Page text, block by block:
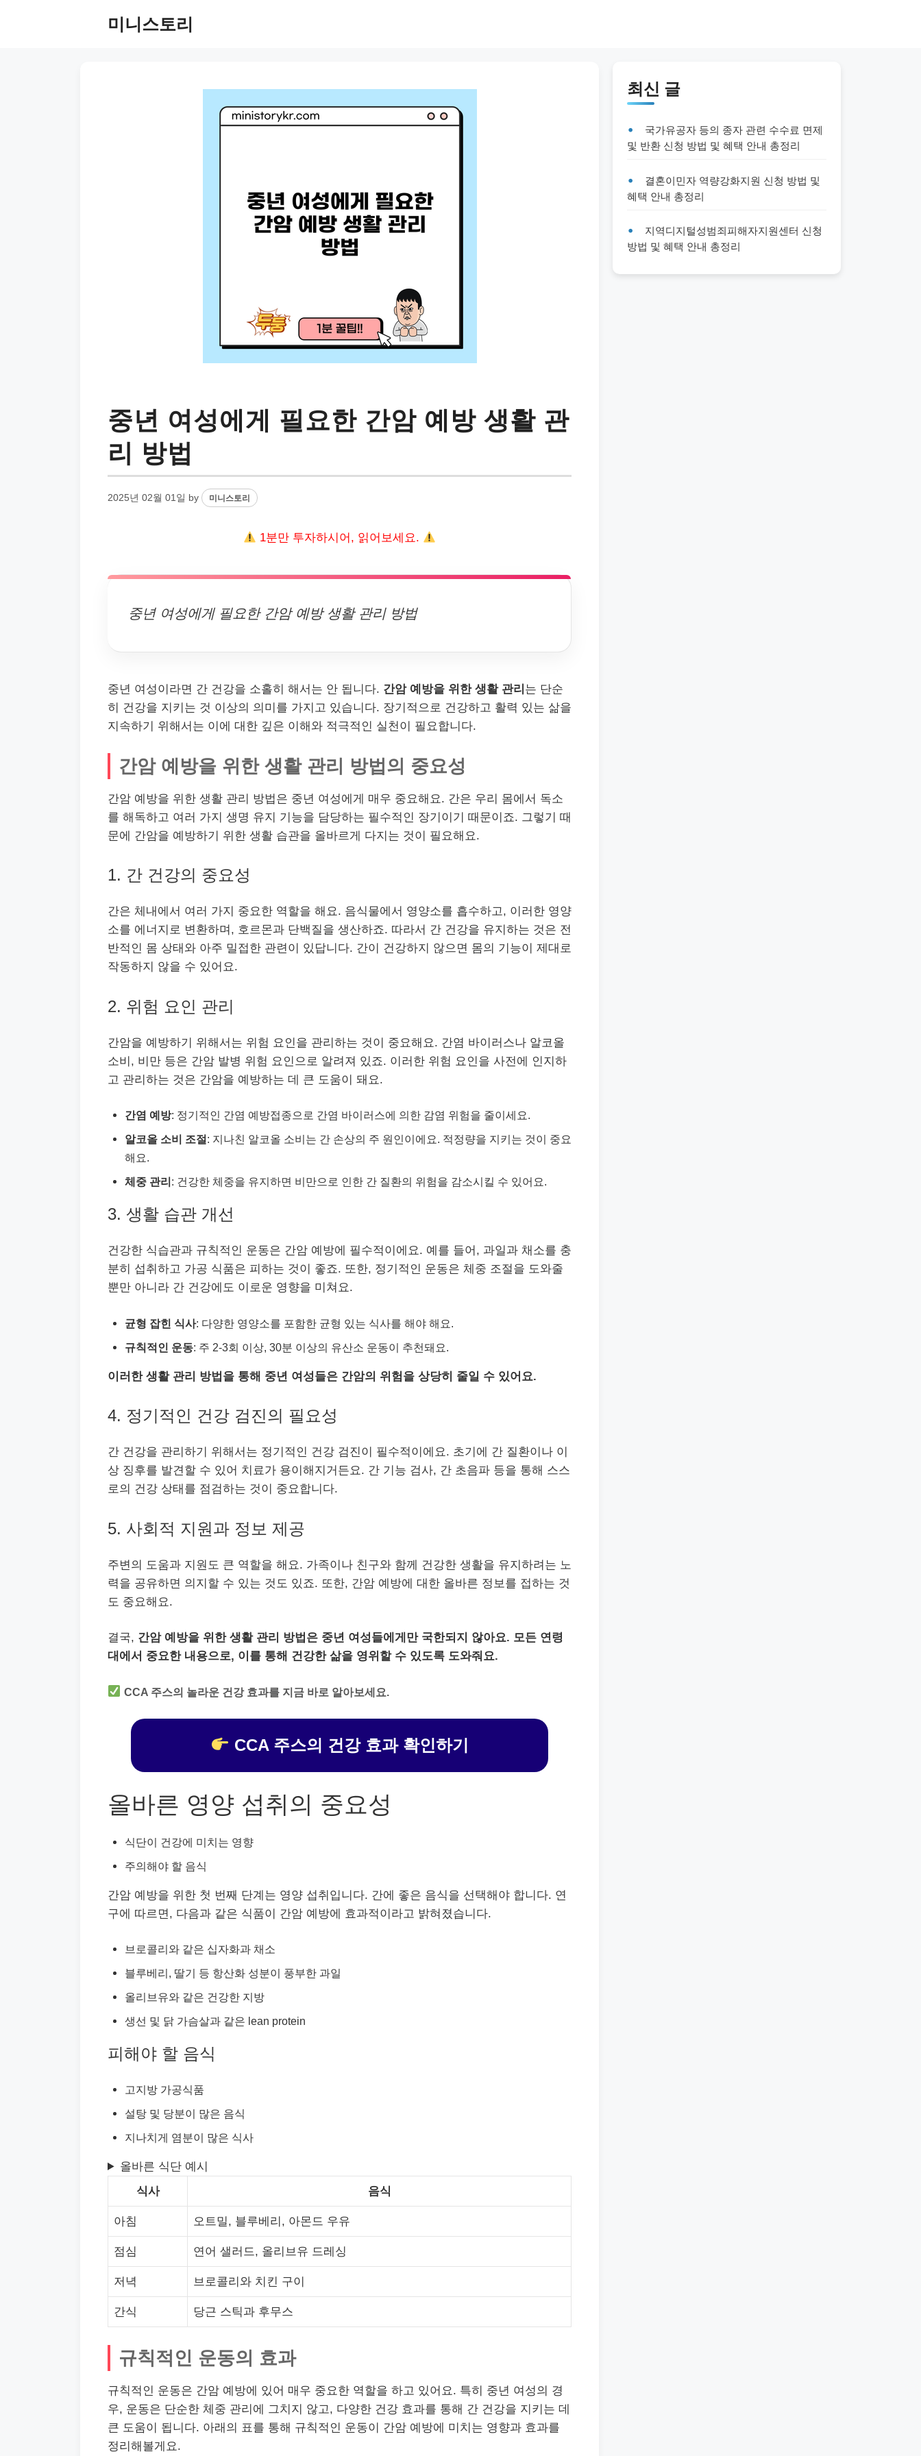
미니스토리
중년 여성에게 필요한 간암 예방 생활 관
리 방법
2025년 02월 01일 by 미니스토리
1분만 투자하시어, 읽어보세요.
중년 여성에게 필요한 간암 예방 생활 관리 방법
중년 여성이라면 간 건강을 소홀히 해서는 안 됩니다. 간암 예방을 위한 생활 관리 는 단순
히 건강을 지키는 것 이상의 의미를 가지고 있습니다. 장기적으로 건강하고 활력 있는 삶을
지속하기 위해서는 이에 대한 깊은 이해와 적극적인 실천이 필요합니다.
간암 예방을 위한 생활 관리 방법의 중요성
간암 예방을 위한 생활 관리 방법은 중년 여성에게 매우 중요해요. 간은 우리 몸에서 독소
를 해독하고 여러 가지 생명 유지 기능을 담당하는 필수적인 장기이기 때문이죠. 그렇기 때
문에 간암을 예방하기 위한 생활 습관을 올바르게 다지는 것이 필요해요.
1. 간 건강의 중요성
간은 체내에서 여러 가지 중요한 역할을 해요. 음식물에서 영양소를 흡수하고, 이러한 영양
소를 에너지로 변환하며, 호르몬과 단백질을 생산하죠. 따라서 간 건강을 유지하는 것은 전
반적인 몸 상태와 아주 밀접한 관련이 있답니다. 간이 건강하지 않으면 몸의 기능이 제대로
작동하지 않을 수 있어요.
2. 위험 요인 관리
간암을 예방하기 위해서는 위험 요인을 관리하는 것이 중요해요. 간염 바이러스나 알코올
소비, 비만 등은 간암 발병 위험 요인으로 알려져 있죠. 이러한 위험 요인을 사전에 인지하
고 관리하는 것은 간암을 예방하는 데 큰 도움이 돼요.
간염 예방: 정기적인 간염 예방접종으로 간염 바이러스에 의한 감염 위험을 줄이세요.
알코올 소비 조절: 지나친 알코올 소비는 간 손상의 주 원인이에요. 적정량을 지키는 것이 중요
해요.
체중 관리: 건강한 체중을 유지하면 비만으로 인한 간 질환의 위험을 감소시킬 수 있어요.
3. 생활 습관 개선
건강한 식습관과 규칙적인 운동은 간암 예방에 필수적이에요. 예를 들어, 과일과 채소를 충
분히 섭취하고 가공 식품은 피하는 것이 좋죠. 또한, 정기적인 운동은 체중 조절을 도와줄
뿐만 아니라 간 건강에도 이로운 영향을 미쳐요.
균형 잡힌 식사: 다양한 영양소를 포함한 균형 있는 식사를 해야 해요.
규칙적인 운동: 주 2-3회 이상, 30분 이상의 유산소 운동이 추천돼요.
이러한 생활 관리 방법을 통해 중년 여성들은 간암의 위험을 상당히 줄일 수 있어요.
4. 정기적인 건강 검진의 필요성
간 건강을 관리하기 위해서는 정기적인 건강 검진이 필수적이에요. 초기에 간 질환이나 이
상 징후를 발견할 수 있어 치료가 용이해지거든요. 간 기능 검사, 간 초음파 등을 통해 스스
로의 건강 상태를 점검하는 것이 중요합니다.
5. 사회적 지원과 정보 제공
주변의 도움과 지원도 큰 역할을 해요. 가족이나 친구와 함께 건강한 생활을 유지하려는 노
력을 공유하면 의지할 수 있는 것도 있죠. 또한, 간암 예방에 대한 올바른 정보를 접하는 것
도 중요해요.
결국, 간암 예방을 위한 생활 관리 방법은 중년 여성들에게만 국한되지 않아요. 모든 연령
대에서 중요한 내용으로, 이를 통해 건강한 삶을 영위할 수 있도록 도와줘요.
CCA 주스의 놀라운 건강 효과를 지금 바로 알아보세요.
CCA 주스의 건강 효과 확인하기
올바른 영양 섭취의 중요성
식단이 건강에 미치는 영향
주의해야 할 음식
간암 예방을 위한 첫 번째 단계는 영양 섭취입니다. 간에 좋은 음식을 선택해야 합니다. 연
구에 따르면, 다음과 같은 식품이 간암 예방에 효과적이라고 밝혀졌습니다.
브로콜리와 같은 십자화과 채소
블루베리, 딸기 등 항산화 성분이 풍부한 과일
올리브유와 같은 건강한 지방
생선 및 닭 가슴살과 같은 lean protein
피해야 할 음식
고지방 가공식품
설탕 및 당분이 많은 음식
지나치게 염분이 많은 식사
올바른 식단 예시
식사
음식
아침 오트밀, 블루베리, 아몬드 우유
점심 연어 샐러드, 올리브유 드레싱
저녁 브로콜리와 치킨 구이
간식 당근 스틱과 후무스
규칙적인 운동의 효과
규칙적인 운동은 간암 예방에 있어 매우 중요한 역할을 하고 있어요. 특히 중년 여성의 경
우, 운동은 단순한 체중 관리에 그치지 않고, 다양한 건강 효과를 통해 간 건강을 지키는 데
큰 도움이 됩니다. 아래의 표를 통해 규칙적인 운동이 간암 예방에 미치는 영향과 효과를
정리해볼게요.
최신 글
국가유공자 등의 종자 관련 수수료 면제
및 반환 신청 방법 및 혜택 안내 총정리
결혼이민자 역량강화지원 신청 방법 및
혜택 안내 총정리
지역디지털성범죄피해자지원센터 신청
방법 및 혜택 안내 총정리